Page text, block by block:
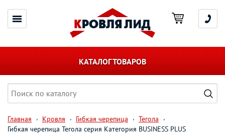
КАТАЛОГ ТОВАРОВ
Главная Кровля Гибкая черепица
Тегола
Гибкая черепица Тегола серия Категория BUSINESS PLUS